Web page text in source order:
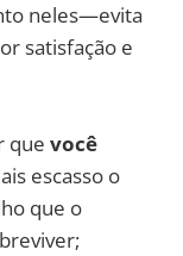
neles—evita
satisfação e
que você
escasso o
que o